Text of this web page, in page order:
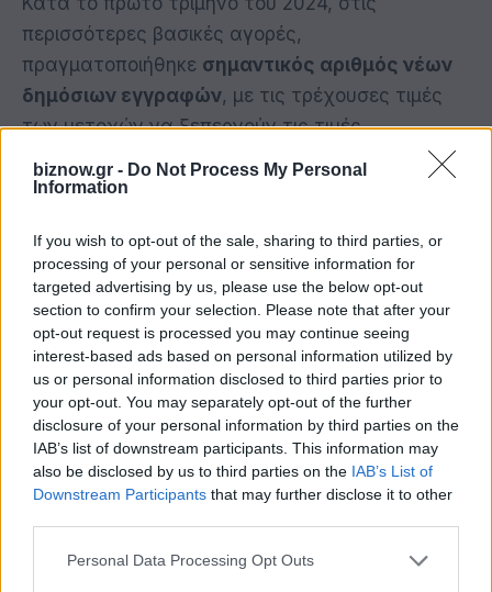
biznow.gr - Do Not Process My Personal
Information
If you wish to opt-out of the sale, sharing to third parties, or
processing of your personal or sensitive information for
targeted advertising by us, please use the below opt-out
section to confirm your selection. Please note that after your
opt-out request is processed you may continue seeing
interest-based ads based on personal information utilized by
us or personal information disclosed to third parties prior to
your opt-out. You may separately opt-out of the further
disclosure of your personal information by third parties on the
IAB’s list of downstream participants. This information may
also be disclosed by us to third parties on the IAB’s List of
Downstream Participants that may further disclose it to other
Personal Data Processing Opt Outs
περισσότερες βασικές αγορές,
πραγματοποιήθηκε σημαντικός αριθμός νέων
δημόσιων εγγραφών, με τις τρέχουσες τιμές
των μετοχών να ξεπερνούν τις τιμές
προσφοράς τους. Η τάση αυτή, ενδεχομένως
υποδηλώνει μία
αυξανόμενη εμπιστοσύνη μεταξύ, τόσο των
εκδοτών, όσο και των επενδυτών.
Κατά το πρώτο τρίμηνο του 2024,
πραγματοποιήθηκαν περίπου 10 δημόσιες
εγγραφές με την υποστήριξη
εταιρειών
διαχείρισης ιδιωτικών κεφαλαίων (private
equity), πέντε από τις οποίες
συμπεριλαμβάνονται μεταξύ των 10 κορυφαίων
επιβεβαιώνοντας τη σημαντική παρουσία τους